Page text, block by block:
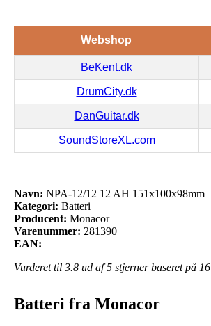
Webshop
BeKent.dk
DrumCity.dk
DanGuitar.dk
SoundStoreXL.com
Navn: NPA-12/12 12 AH 151x100x98mm
Kategori: Batteri
Producent: Monacor
Varenummer: 281390
EAN:
Vurderet til 3.8 ud af 5 stjerner baseret på 16
Batteri fra Monacor